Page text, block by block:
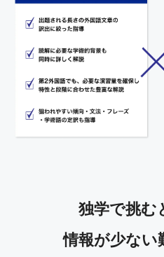
独学で挑む
情報が少ない